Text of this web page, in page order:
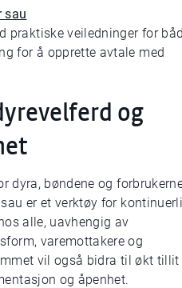
sau
praktiske veiledninger for
for å opprette avtale med
og
dyra, bøndene og
er et verktøy for
alle, uavhengig av
varemottakere og
vil også bidra til økt tillit
og åpenhet.